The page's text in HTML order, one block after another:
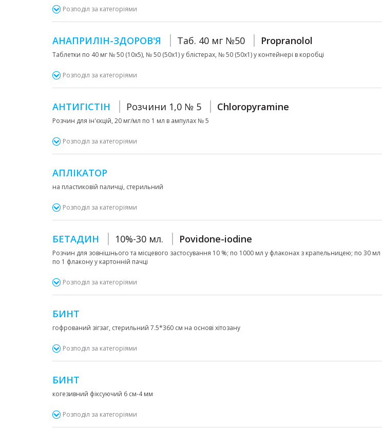
Розподіл за категоріями
АНАПРИЛІН-ЗДОРОВ'Я Таб. 40 мг №50 Propranolol
Таблетки по 40 мг № 50 (10х5), № 50 (50х1) у блістерах, № 50 (50х1) у контейнері в коробці
Розподіл за категоріями
АНТИГІСТІН Розчини 1,0 № 5 Chloropyramine
Розчин для ін'єкцій, 20 мг/мл по 1 мл в ампулах № 5
Розподіл за категоріями
АПЛІКАТОР
на пластиковій паличці, стерильний
Розподіл за категоріями
БЕТАДИН 10%-30 мл. Povidone-iodine
Розчин для зовнішнього та місцевого застосування 10 %; по 1000 мл у флаконах з крапельницею; по 30
по 1 флакону у картонній пачці
Розподіл за категоріями
БИНТ
гофрований зігзаг, стерильний 7.5*360 см на основі хітозану
Розподіл за категоріями
БИНТ
когезивний фіксуючий 6 см-4 мм
Розподіл за категоріями